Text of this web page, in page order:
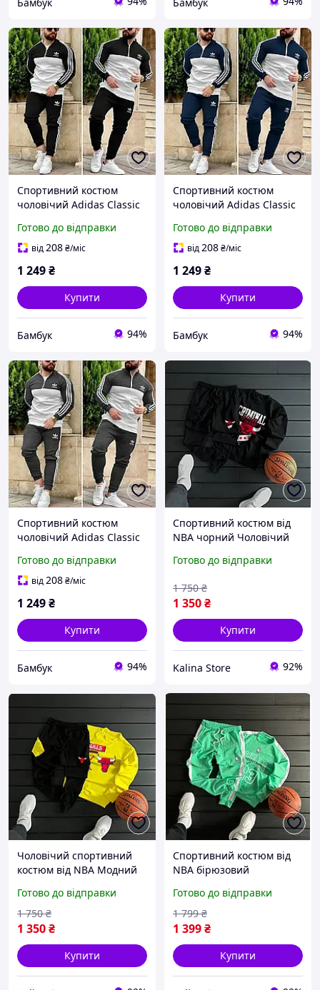
Спортивний костюм
чоловічий Adidas Classic
Олімпійка + Штани
весняний осінній чорно-
Готово до відправки
від208₴/міс
1 249₴
Купити
Бамбук 94%
Спортивний костюм
чоловічий Adidas Classic
Олімпійка + Штани
весняний осінній синьо-
Готово до відправки
від208₴/міс
1 249₴
Купити
Бамбук 94%
Спортивний костюм
чоловічий Adidas Classic
Олімпійка + Штани
весняний осінній графіт
Готово до відправки
від208₴/міс
1 249₴
Купити
Бамбук 94%
Спортивний костюм від
NBA чорний Чоловічий
з принтом Стильний
весняний осінній
Готово до відправки
1 350₴
1 750 ₴
Купити
Kalina Store 92%
Чоловічий спортивний
костюм від NBA Модний
і чорні штани з принтом
Повсякденний костюм
весняний осінній
Готово до відправки
1 350₴
1 750 ₴
Купити
Спортивний костюм від
NBA бірюзовий
світшот і штани з
принтом Стильний
повсякденний костюм
весняний осінній
Готово до відправки
1 399₴
1 799 ₴
Купити